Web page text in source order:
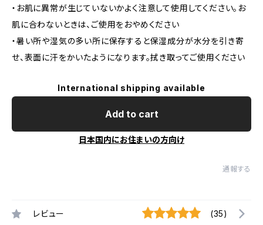
・お肌に異常が生じていないかよく注意して使用してください。お
肌に合わないときは、ご使用をおやめください
・暑い所や湿気の多い所に保存すると保湿成分が水分を引き寄
せ、表面に汗をかいたようになります。拭き取ってご使用ください
International shipping available
Add to cart
日本国内にお住まいの方向け
通報する
レビュー (35)